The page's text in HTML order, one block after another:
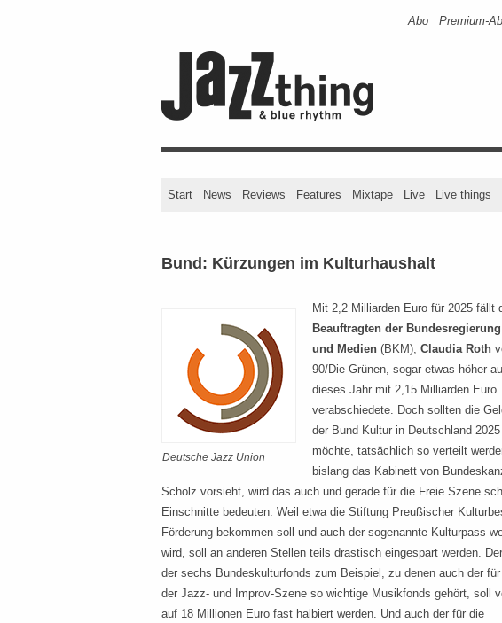
Abo Premium-
Start News Reviews Features Mixtape Live Live things
Bund: Kürzungen im Kulturhaushalt
Deutsche Jazz Union
Mit 2,2 Milliarden Euro für 2025 fällt
Beauftragten der
und Medien (BKM), Claudia Roth
90/Die Grünen, sogar etwas höher
dieses Jahr mit 2,15 Milliarden Euro
verabschiedete. Doch sollten die
der Bund Kultur in Deutschland
möchte, tatsächlich so verteilt
bislang das Kabinett von
Scholz vorsieht, wird das auch und gerade für die Freie Szene
Einschnitte bedeuten. Weil etwa die Stiftung Preußischer
Förderung bekommen soll und auch der sogenannte Kulturpass
wird, soll an anderen Stellen teils drastisch eingespart werden.
der sechs Bundeskulturfonds zum Beispiel, zu denen auch der
der Jazz- und Improv-Szene so wichtige Musikfonds gehört, soll
auf 18 Millionen Euro fast halbiert werden. Und auch der für die